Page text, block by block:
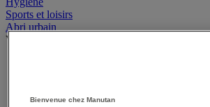
Hygiène
Sports et loisirs
Abri urbain
Abri polyvalent toile
Bienvenue chez Manutan